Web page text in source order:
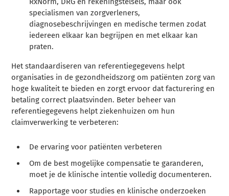
specialismen van zorgverleners,
diagnosebeschrijvingen en medische termen zodat
iedereen elkaar kan begrijpen en met elkaar kan
praten.
Het standaardiseren van referentiegegevens helpt
organisaties in de gezondheidszorg om patiënten zorg van
hoge kwaliteit te bieden en zorgt ervoor dat facturering en
betaling correct plaatsvinden. Beter beheer van
referentiegegevens helpt ziekenhuizen om hun
claimverwerking te verbeteren:
De ervaring voor patiënten verbeteren
Om de best mogelijke compensatie te garanderen,
moet je de klinische intentie volledig documenteren.
Rapportage voor studies en klinische onderzoeken